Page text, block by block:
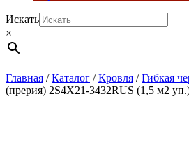
Кнопка
Закрыть
Искать
×
Главная /Каталог /Кровля /Гибкая
(прерия) 2S4X21-3432RUS (1,5 м2